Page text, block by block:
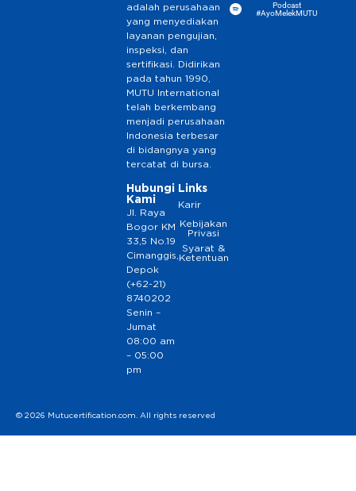
adalah perusahaan
yang menyediakan
layanan pengujian,
inspeksi, dan
sertifikasi. Didirikan
pada tahun 1990,
MUTU International
telah berkembang
menjadi perusahaan
Indonesia terbesar
di bidangnya yang
tercatat di bursa.
Hubungi
Kami
Jl. Raya
Bogor KM
33,5 No.19
Cimanggis,
Depok
(+62-21)
8740202
Senin –
Jumat
08:00 am
– 05:00
pm
Links
Karir
Kebijakan
Privasi
Syarat &
Ketentuan
Podcast
#AyoMelekMUTU
© 2026 Mutucertification.com. All rights reserved